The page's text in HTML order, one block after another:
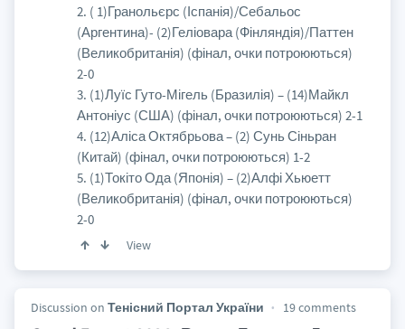
2. ( 1)Гранольєрс (Іспанія)/Себальос
(Аргентина)- (2)Геліовара (Фінляндія)/Паттен
(Великобританія) (фінал, очки потроюються)
2-0
3. (1)Луїс Гуто-Мігель (Бразилія) – (14)Майкл
Антоніус (США) (фінал, очки потроюються) 2-1
4. (12)Аліса Октябрьова – (2) Сунь Сіньран
(Китай) (фінал, очки потроюються) 1-2
5. (1)Токіто Ода (Японія) – (2)Алфі Хьюетт
(Великобританія) (фінал, очки потроюються)
2-0
View
Discussion on Тенісний Портал України 19 comments